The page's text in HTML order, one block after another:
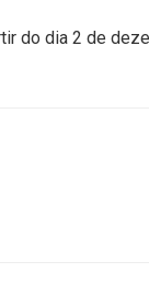
do dia 2 de